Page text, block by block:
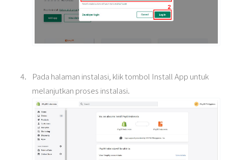
Pada halaman instalasi, klik tombol Install App untuk
melanjutkan proses instalasi.